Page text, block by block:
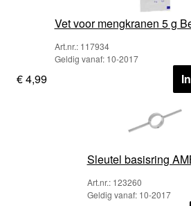
Vet voor mengkranen 5 g
Art.nr.: 117934
Geldig vanaf: 10-2017
€ 4,99
Sleutel basisring
Art.nr.: 123260
Geldig vanaf: 10-2017